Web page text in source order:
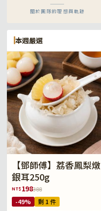
關於團隊的理想與軌跡
本週嚴選
【鄧師傅】荔香鳳梨燉
銀耳250g
NT$ 198388
-49% 剩 1 件